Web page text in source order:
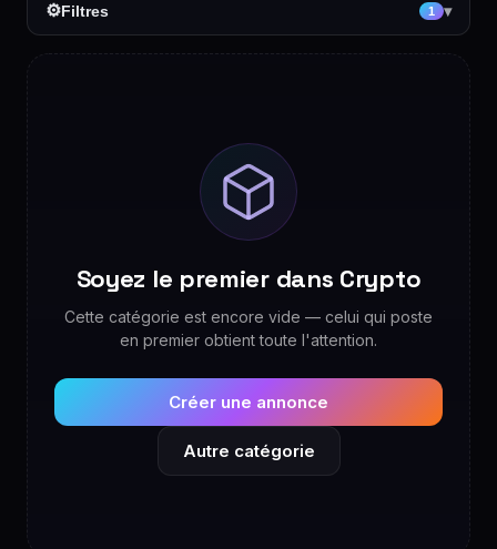
⚙Filtres 1 ▾
Soyez le premier dans Crypto
Cette catégorie est encore vide — celui qui poste
en premier obtient toute l'attention.
Créer une annonce
Autre catégorie